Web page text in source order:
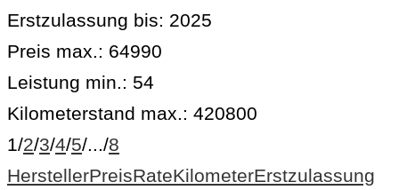
Erstzulassung bis: 2025
Preis max.: 64990
Leistung min.: 54
Kilometerstand max.: 420800
1/2/3/4/5/.../8
HerstellerPreisRateKilometerErstzulassung